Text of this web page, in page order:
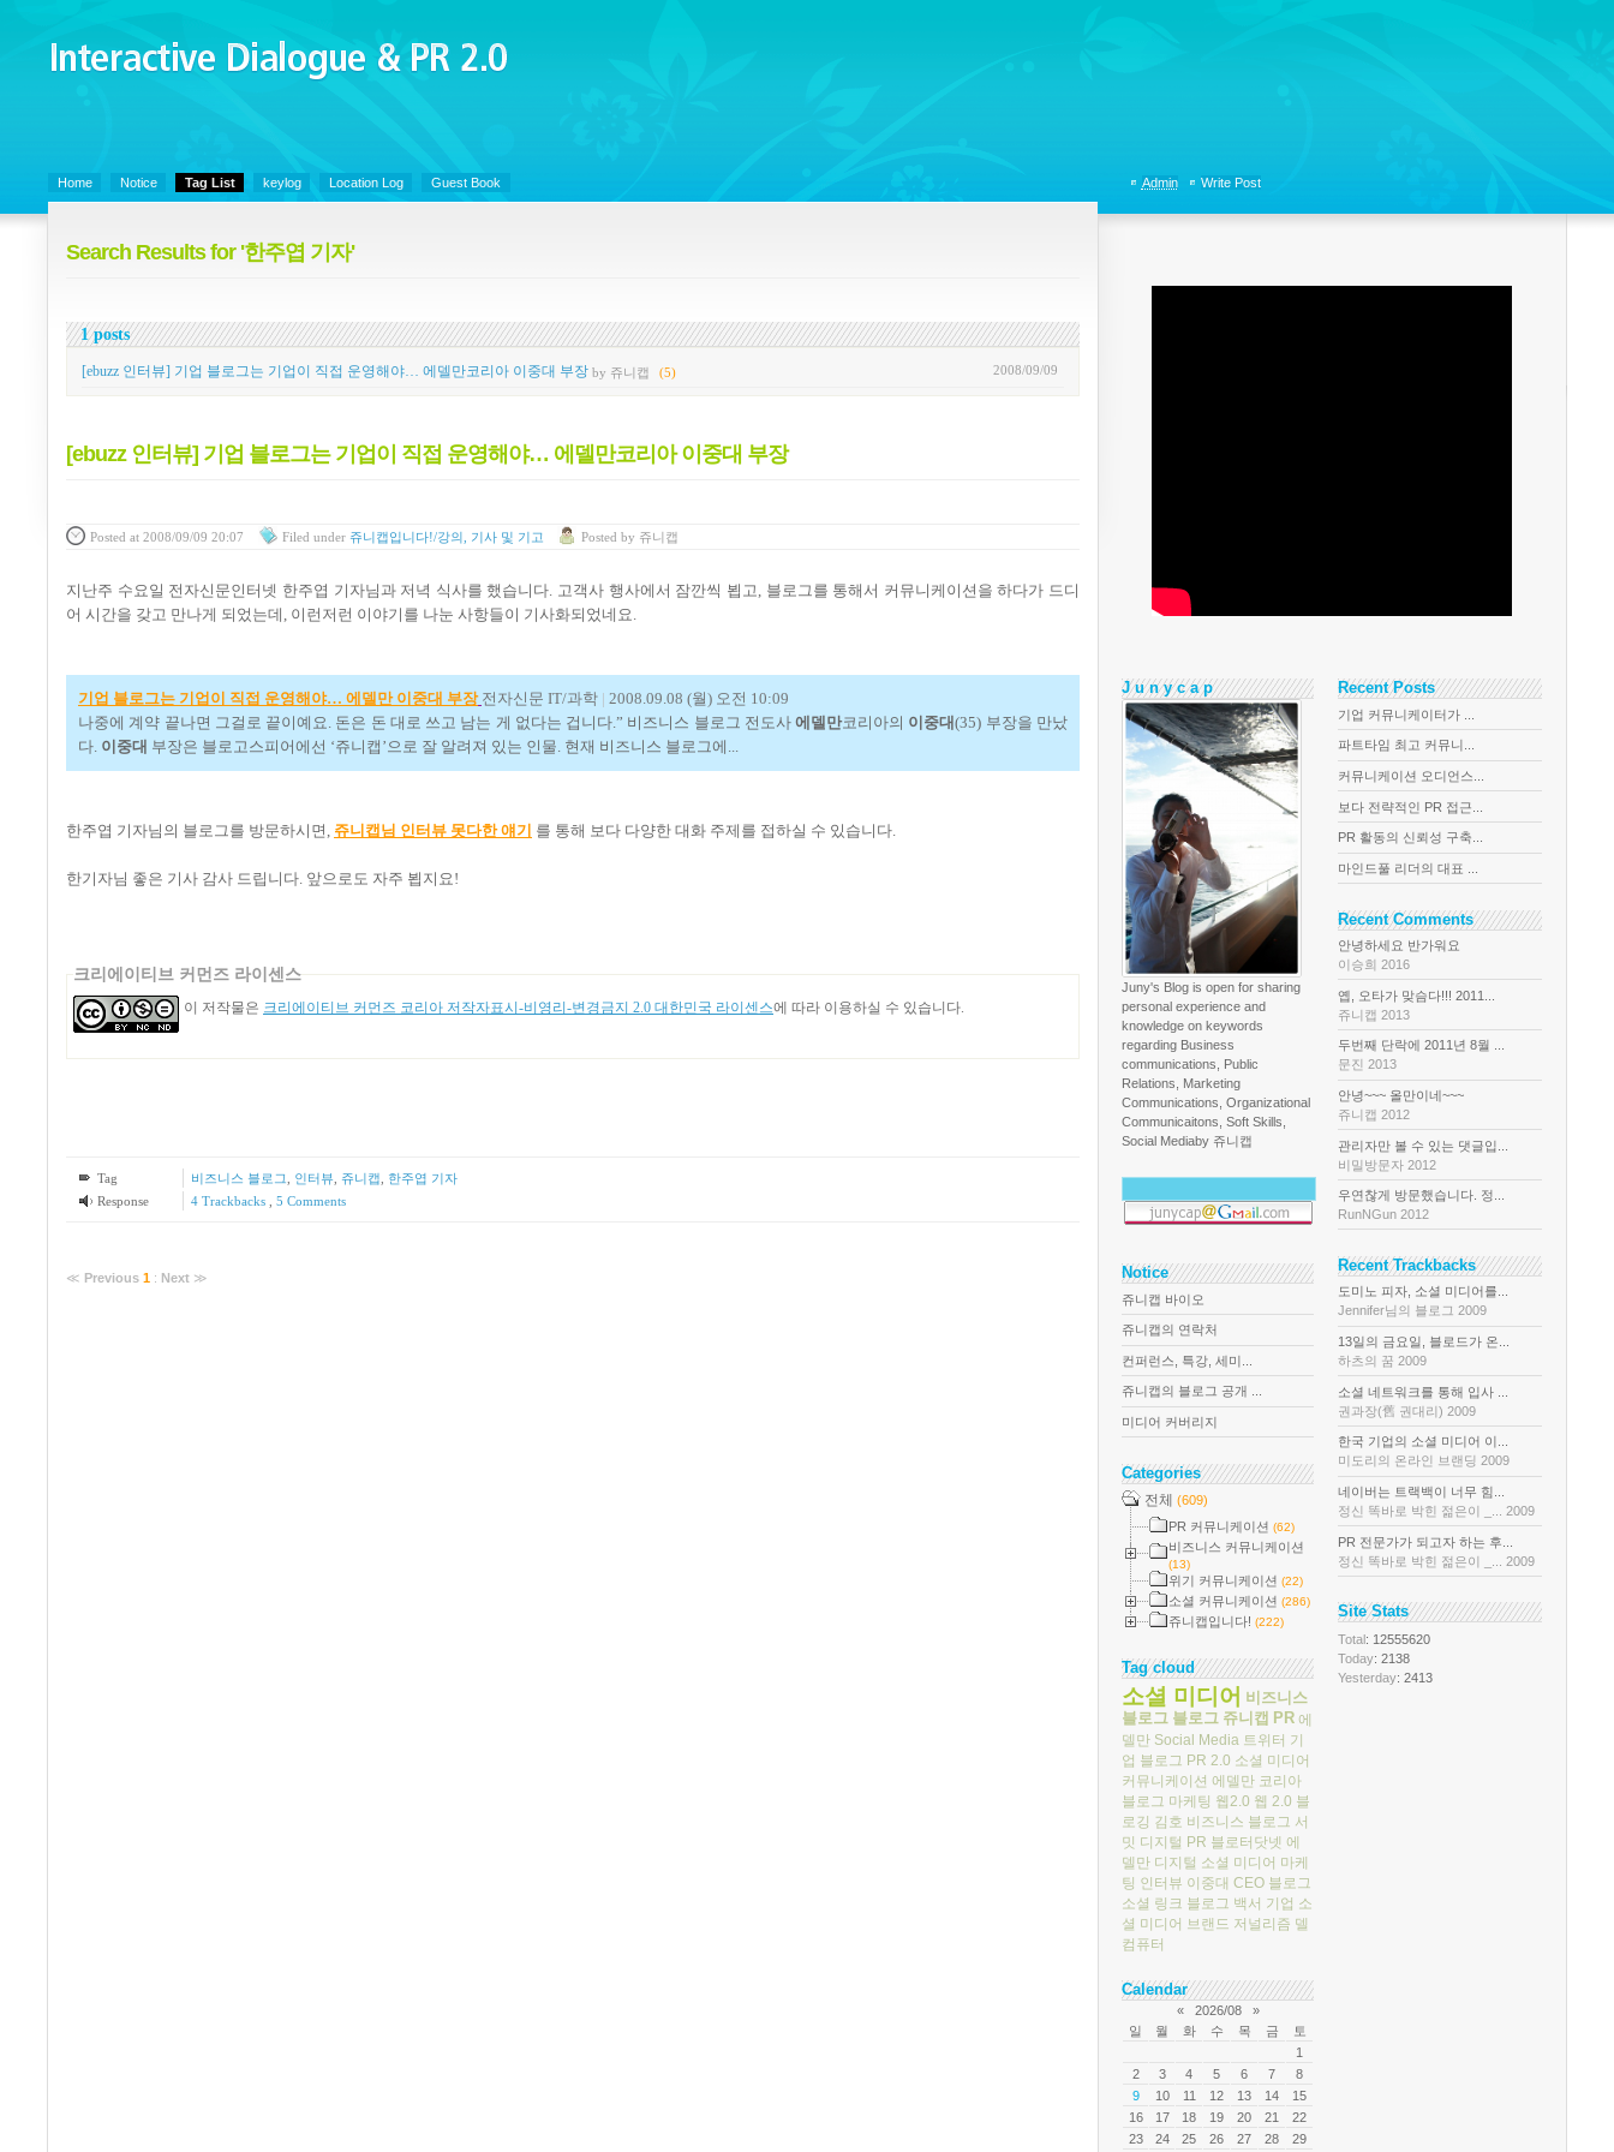
Interactive Dialogue &
PR 2.0
Home Notice Tag List keylog Location Log Guest Book
Search Results for '한주엽 기자'
1 posts
2008/09/09
[ebuzz 인터뷰] 기업 블로그는 기업이 직접 운영해야… 에델만코리아 이중대 부장 by 쥬니캡 (5)
[ebuzz 인터뷰] 기업 블로그는 기업이 직접 운영해야… 에델만코리아 이중대 부장
Posted at 2008/09/09 20:07 Filed under 쥬니캡입니다!/강의, 기사 및 기고 Posted by 쥬니캡
지난주 수요일 전자신문인터넷 한주엽 기자님과 저녁 식사를 했습니다. 고객사 행사에서 잠깐씩 뵙고, 블로그를 통해서 커뮤니케이션을 하다가 드디
어 시간을 갖고 만나게 되었는데, 이런저런 이야기를 나눈 사항들이 기사화되었네요.
기업 블로그는 기업이 직접 운영해야… 에델만 이중대 부장 전자신문 IT/과학 | 2008.09.08 (월) 오전 10:09
나중에 계약 끝나면 그걸로 끝이예요. 돈은 돈 대로 쓰고 남는 게 없다는 겁니다.” 비즈니스 블로그 전도사에델만코리아의 이중대(35) 부장을 만났
다. 이중대 부장은 블로고스피어에선 ‘쥬니캡’으로 잘 알려져 있는 인물. 현재 비즈니스 블로그에...
한주엽 기자님의 블로그를 방문하시면, 쥬니캡님 인터뷰 못다한 얘기 를 통해 보다 다양한 대화 주제를 접하실 수 있습니다.
한기자님 좋은 기사 감사 드립니다. 앞으로도 자주 뵙지요!
크리에이티브 커먼즈 라이센스
이 저작물은 크리에이티브 커먼즈 코리아 저작자표시-비영리-변경금지 2.0 대한민국 라이센스에 따라 이용하실 수 있습니다.
Tag 비즈니스 블로그 인터뷰, 쥬니캡
한주엽 기자
Response
4Trackbacks 5 Comments
≪ Previous 1 : Next ≫
Admin Write Post
J u n y c a p
Juny's Blog is open for sharing
personal experience and
knowledge on keywords
regarding Business
communications, Public
Relations, Marketing
Communications, Organizational
Communicaitons, Soft Skills,
Social Mediaby 쥬니캡
Notice
쥬니캡 바이오
쥬니캡의 연락처
컨퍼런스, 특강, 세미...
쥬니캡의 블로그 공개 ...
미디어 커버리지
Categories
전체 (609)
PR 커뮤니케이션 (62)
비즈니스 커뮤니케이션
(13)
위기 커뮤니케이션 (22)
소셜 커뮤니케이션 (286)
쥬니캡입니다! (222)
Tag cloud
소셜 미디어 비즈니스
블로그 블로그 쥬니캡 PR 에
델만 Social Media 트위터 기
업 블로그 PR 2.0 소셜 미디어
커뮤니케이션 에델만 코리아
블로그 마케팅 웹2.0 웹 2.0 블
로깅 김호 비즈니스 블로그 서
밋 디지털 PR 블로터닷넷 에
델만 디지털 소셜 미디어 마케
팅 인터뷰 이중대 CEO 블로그
소셜 링크 블로그 백서 기업 소
셜 미디어 브랜드 저널리즘 델
컴퓨터
Calendar
« 2026/08
»
일
월 화 수 목 금
토
1
2
3 4 5 6 7
8
9
10 11 12 13 14
15
16
17 18 19 20 21
22
23
24 25 26 27 28 29
Recent Posts
기업 커뮤니케이터가 ...
파트타임 최고 커뮤니...
커뮤니케이션 오디언스...
보다 전략적인 PR 접근...
PR 활동의 신뢰성 구축...
마인드풀 리더의 대표 ...
Recent Comments
안녕하세요 반가워요
이승희 2016
옙, 오타가 맞슴다!!! 2011...
쥬니캡 2013
두번째 단락에 2011년 8월 ...
문진 2013
안녕~~~ 올만이네~~~
쥬니캡 2012
관리자만 볼 수 있는 댓글입...
비밀방문자 2012
우연찮게 방문했습니다. 정...
RunNGun 2012
Recent Trackbacks
도미노 피자, 소셜 미디어를...
Jennifer님의 블로그 2009
13일의 금요일, 블로드가 온...
하츠의 꿈 2009
소셜 네트워크를 통해 입사 ...
권과장(舊 권대리) 2009
한국 기업의 소셜 미디어 이...
미도리의 온라인 브랜딩 2009
네이버는 트랙백이 너무 힘...
정신 똑바로 박힌 젊은이 _... 2009
PR 전문가가 되고자 하는 후...
정신 똑바로 박힌 젊은이 _... 2009
Site Stats
Total: 12555620
Today: 2138
Yesterday: 2413